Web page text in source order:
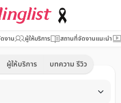
งาน ผู้ให้บริการ สถานที่จัดงานแนะนำ
ผู้ให้บริการ บทความ รีวิว